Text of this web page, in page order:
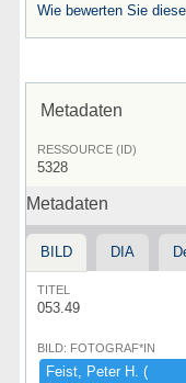
Wie bewerten Sie
Metadaten
RESSOURCE (ID)
5328
Metadaten
BILD DIA
TITEL
053.49
BILD: FOTOGRAF*IN
Feist,​ ​Peter ​H.​ ​(​